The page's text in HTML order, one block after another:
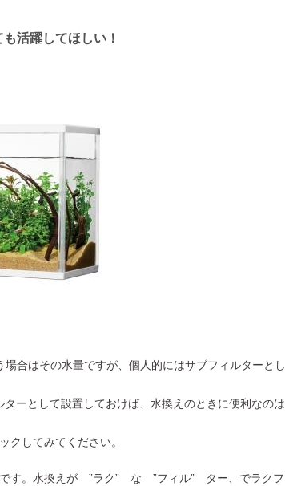
活躍してほしい！
合はその水量ですが、個人的にはサブフィルターとし
ーとして設置しておけば、水換えのときに便利なのは
クしてみてください。
です。水換えが ”ラク” な ”フィル” ター、でラクフ